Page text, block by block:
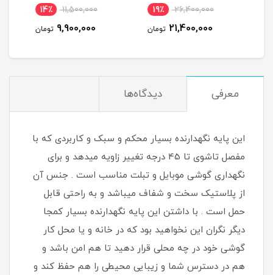
اینترنت 1000 گیگ یکساله
26,400,000 19٪
21,400,000 تومان
میلی آمپر11,500,000 14٪
9,900,000 تومان
معرفی دیدگاه‌ها
این پایه نگهدارنده بسیار محکم و سبک و کاربردی که با
مفصل تاشوی تا 45 درجه تغییر زاویه میدهد و برای
نگهداری گوشی موبایل و تبلت مناسب است . جنس آن
از پلاستیک سخت و شفاف میباشد و به راحتی قابل
حمل است . با داشتن این پایه نگهدارنده بسیار کمجا
دیگر نگران این نخواهید بود که در خانه و یا محل کار
گوشی خود در چه محلی قرار دهید تا هم امن باشد و
هم در دسترس شما و زیبایی محیطی را هم حفظ کند و